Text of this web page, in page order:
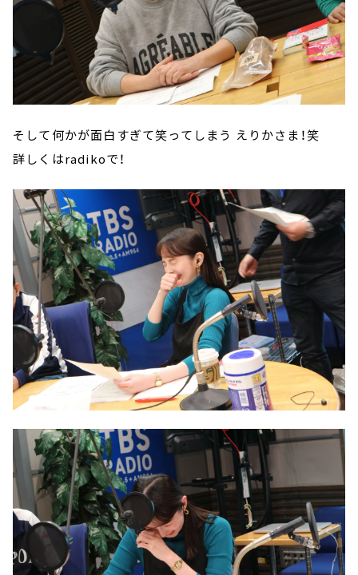
そして何かが面白すぎて笑ってしまう えりかさま！笑
詳しくはradikoで！